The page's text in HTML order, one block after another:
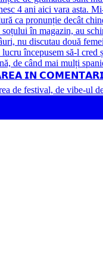
de festival, de vibe-ul